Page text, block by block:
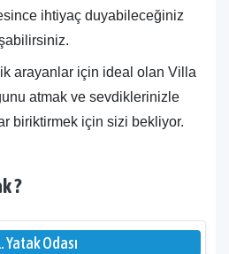
ihtiyaç duyabileceğiniz
arayanlar için ideal olan Villa
atmak ve sevdiklerinizle
biriktirmek için sizi bekliyor.
?
Yatak Odası